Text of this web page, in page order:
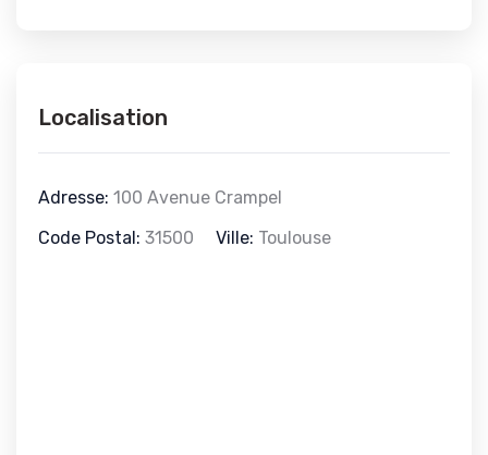
Localisation
Adresse: 100 Avenue Crampel
Code Postal: 31500 Ville: Toulouse